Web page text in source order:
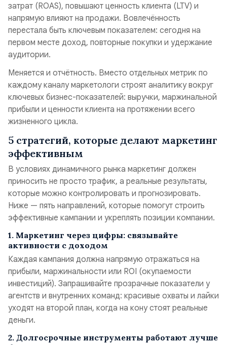
затрат (ROAS), повышают ценность клиента (LTV) и
напрямую влияют на продажи. Вовлечённость
перестала быть ключевым показателем: сегодня на
первом месте доход, повторные покупки и удержание
аудитории.
Меняется и отчётность. Вместо отдельных метрик по
каждому каналу маркетологи строят аналитику вокруг
ключевых бизнес-показателей: выручки, маржинальной
прибыли и ценности клиента на протяжении всего
жизненного цикла.
5 стратегий, которые делают маркетинг
эффективным
В условиях динамичного рынка маркетинг должен
приносить не просто трафик, а реальные результаты,
которые можно контролировать и прогнозировать.
Ниже — пять направлений, которые помогут строить
эффективные кампании и укреплять позиции компании.
1. Маркетинг через цифры: связывайте
активности с доходом
Каждая кампания должна напрямую отражаться на
прибыли, маржинальности или ROI (окупаемости
инвестиций). Запрашивайте прозрачные показатели у
агентств и внутренних команд: красивые охваты и лайки
уходят на второй план, когда на кону стоят реальные
деньги.
2. Долгосрочные инструменты работают лучше